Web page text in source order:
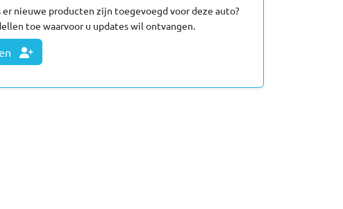
nieuwe producten zijn toegevoegd voor deze auto?
toe waarvoor u updates wil ontvangen.